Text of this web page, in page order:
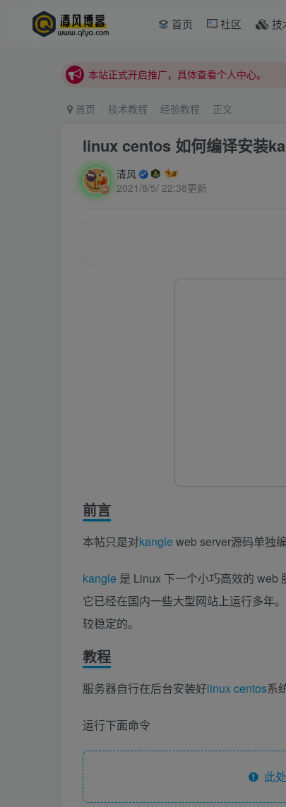
首页 社区 技
站内下载链接有问题请私信站长 - 清风博客
站内下载链接有问题请私信站长 - 清风博客
首页 技术教程 经验教程 正文
linux centos 如何编译安装
清风
2021/8/5/ 22:38更新
前言
本帖只是对kangle web server源码单独
kangle 是 Linux 下一个小巧高效的 web
它已经在国内一些大型网站上运行多年
较稳定的。
教程
服务器自行在后台安装好linuxcentos系
运行下面命令
此